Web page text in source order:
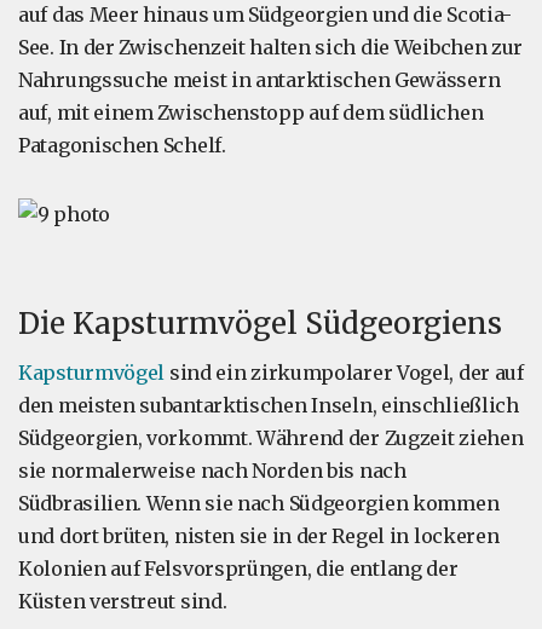
auf das Meer hinaus um Südgeorgien und die Scotia-
See. In der Zwischenzeit halten sich die Weibchen zur
Nahrungssuche meist in antarktischen Gewässern
auf, mit einem Zwischenstopp auf dem südlichen
Patagonischen Schelf.
Die Kapsturmvögel Südgeorgiens
Kapsturmvögel sind ein zirkumpolarer Vogel, der auf
den meisten subantarktischen Inseln, einschließlich
Südgeorgien, vorkommt. Während der Zugzeit ziehen
sie normalerweise nach Norden bis nach
Südbrasilien. Wenn sie nach Südgeorgien kommen
und dort brüten, nisten sie in der Regel in lockeren
Kolonien auf Felsvorsprüngen, die entlang der
Küsten verstreut sind.